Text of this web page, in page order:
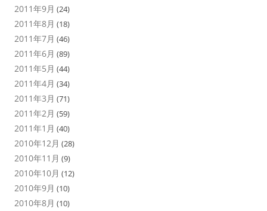
2011年9月 (24)
2011年8月 (18)
2011年7月 (46)
2011年6月 (89)
2011年5月 (44)
2011年4月 (34)
2011年3月 (71)
2011年2月 (59)
2011年1月 (40)
2010年12月 (28)
2010年11月 (9)
2010年10月 (12)
2010年9月 (10)
2010年8月 (10)